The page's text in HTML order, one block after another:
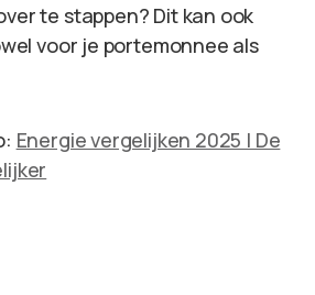
te stappen? Dit kan ook
voor je portemonnee als
Energie vergelijken 2025 | De